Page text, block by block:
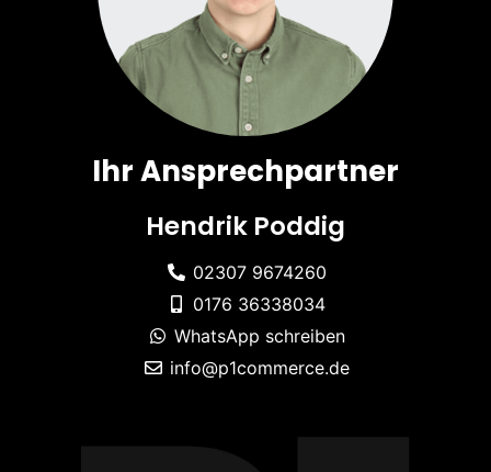
Ihr Ansprechpartner
Hendrik Poddig
02307 9674260
0176 36338034
WhatsApp schreiben
info@p1commerce.de